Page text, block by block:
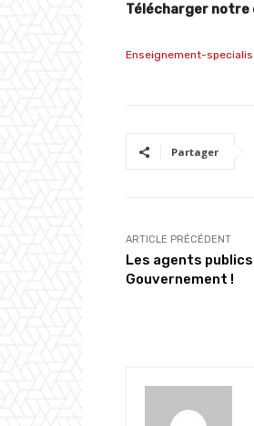
Télécharger notre
Enseignement-
Partager
ARTICLE PRÉCÉDENT
Les agents
Gouvernement !